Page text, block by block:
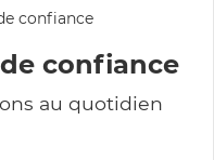
confiance
au quotidien